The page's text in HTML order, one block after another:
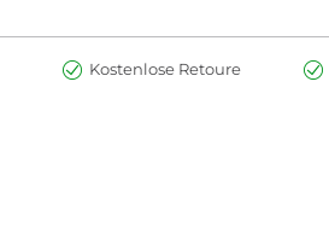
Kostenlose Retoure